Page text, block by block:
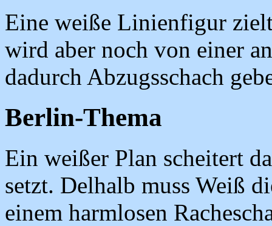
Eine weiße Linienfigur
wird aber noch von einer
dadurch Abzugsschach
Berlin-Thema
Ein weißer Plan scheitert
setzt. Delhalb muss Weiß
einem harmlosen